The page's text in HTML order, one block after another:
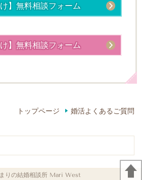
け】無料相談フォーム
け】無料相談フォーム
トップページ 婚活よくあるご質問
りの結婚相談所 Mari West